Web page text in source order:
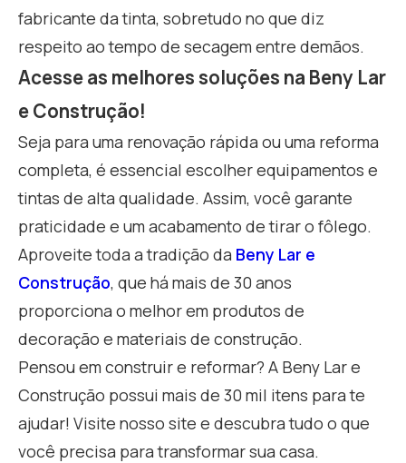
fabricante da tinta, sobretudo no que diz
respeito ao tempo de secagem entre demãos.
Acesse as melhores soluções na Beny Lar
e Construção!
Seja para uma renovação rápida ou uma reforma
completa, é essencial escolher equipamentos e
tintas de alta qualidade. Assim, você garante
praticidade e um acabamento de tirar o fôlego.
Aproveite toda a tradição da Beny Lar e
Construção, que há mais de 30 anos
proporciona o melhor em produtos de
decoração e materiais de construção.
Pensou em construir e reformar? A Beny Lar e
Construção possui mais de 30 mil itens para te
ajudar! Visite nosso site e descubra tudo o que
você precisa para transformar sua casa.